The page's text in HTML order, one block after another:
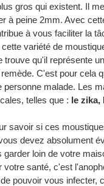
gros qui existent. Il
à peine 2mm. Avec
à vous faciliter la
variété de
qu'il représente
C'est pour cela
personne malade. Les
telles que : le zika,
savoir si ces
devez absolument
loin de votre
santé, c'est
pouvoir vous